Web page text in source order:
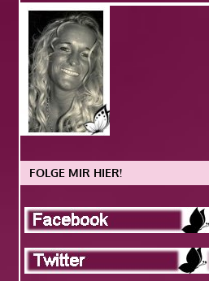
FOLGE MIR HIER!